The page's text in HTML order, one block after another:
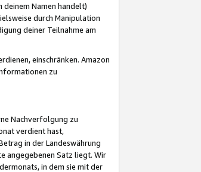
Namen handelt)
durch Manipulation
deiner Teilnahme am
einschränken. Amazon
zu
Nachverfolgung zu
verdient hast,
in der Landeswährung
angegebenen Satz liegt. Wir
in dem sie mit der